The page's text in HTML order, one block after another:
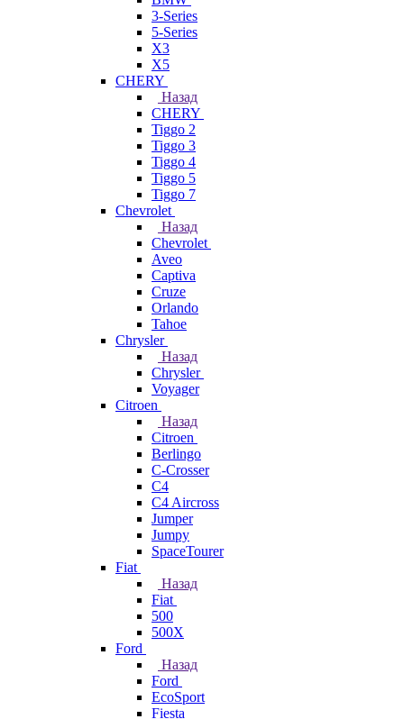
3-Series
5-Series
X3
X5
CHERY
Назад
CHERY
Tiggo 2
Tiggo 3
Tiggo 4
Tiggo 5
Tiggo 7
Chevrolet
Назад
Chevrolet
Aveo
Captiva
Cruze
Orlando
Tahoe
Chrysler
Назад
Chrysler
Voyager
Citroen
Назад
Citroen
Berlingo
C-Crosser
C4
C4 Aircross
Jumper
Jumpy
SpaceTourer
Fiat
Назад
Fiat
500
500X
Ford
Назад
Ford
EcoSport
Fiesta